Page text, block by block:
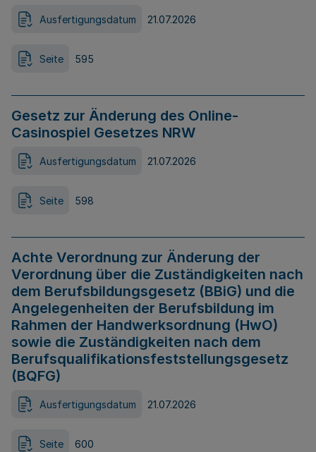
Ausfertigungsdatum 21.07.2026
Seite 595
Gesetz zur Änderung des Online-
Casinospiel Gesetzes NRW
Ausfertigungsdatum 21.07.2026
Seite 598
Achte Verordnung zur Änderung der
Verordnung über die Zuständigkeiten nach
dem Berufsbildungsgesetz (BBiG) und die
Angelegenheiten der Berufsbildung im
Rahmen der Handwerksordnung (HwO)
sowie die Zuständigkeiten nach dem
Berufsqualifikationsfeststellungsgesetz
(BQFG)
Ausfertigungsdatum 21.07.2026
Seite 600